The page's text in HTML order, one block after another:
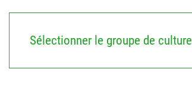
Sélectionner le groupe de culture